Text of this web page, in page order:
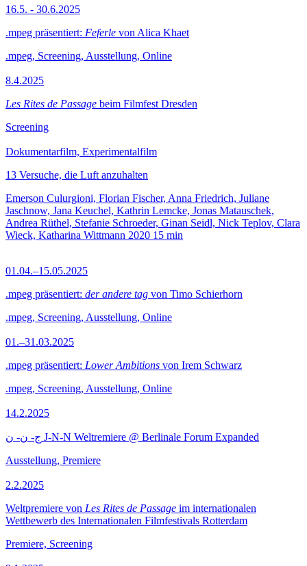
16.5. - 30.6.2025
.mpeg präsentiert: Feferle von Alica Khaet
.mpeg, Screening, Ausstellung, Online
8.4.2025
Les Rites de Passage beim Filmfest Dresden
Screening
Dokumentarfilm, Experimentalfilm
13 Versuche, die Luft anzuhalten
Emerson Culurgioni, Florian Fischer, Anna Friedrich, Juliane
Jaschnow, Jana Keuchel, Kathrin Lemcke, Jonas Matauschek,
Andrea Rüthel, Stefanie Schroeder, Ginan Seidl, Nick Teplov, Clara
Wieck, Katharina Wittmann 2020 15 min
01.04.–15.05.2025
.mpeg präsentiert: der andere tag von Timo Schierhorn
.mpeg, Screening, Ausstellung, Online
01.–31.03.2025
.mpeg präsentiert: Lower Ambitions von Irem Schwarz
.mpeg, Screening, Ausstellung, Online
14.2.2025
ج- ن- ن J-N-N Weltremiere @ Berlinale Forum Expanded
Ausstellung, Premiere
2.2.2025
Weltpremiere von Les Rites de Passage im internationalen
Wettbewerb des Internationalen Filmfestivals Rotterdam
Premiere, Screening